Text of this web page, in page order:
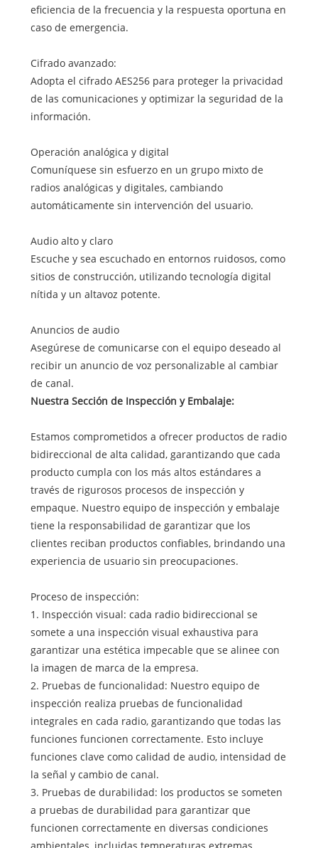
eficiencia de la frecuencia y la respuesta oportuna en
caso de emergencia.
Cifrado avanzado:
Adopta el cifrado AES256 para proteger la privacidad
de las comunicaciones y optimizar la seguridad de la
información.
Operación analógica y digital
Comuníquese sin esfuerzo en un grupo mixto de
radios analógicas y digitales, cambiando
automáticamente sin intervención del usuario.
Audio alto y claro
Escuche y sea escuchado en entornos ruidosos, como
sitios de construcción, utilizando tecnología digital
nítida y un altavoz potente.
Anuncios de audio
Asegúrese de comunicarse con el equipo deseado al
recibir un anuncio de voz personalizable al cambiar
de canal.
Nuestra Sección de Inspección y Embalaje:
Estamos comprometidos a ofrecer productos de radio
bidireccional de alta calidad, garantizando que cada
producto cumpla con los más altos estándares a
través de rigurosos procesos de inspección y
empaque. Nuestro equipo de inspección y embalaje
tiene la responsabilidad de garantizar que los
clientes reciban productos confiables, brindando una
experiencia de usuario sin preocupaciones.
Proceso de inspección:
1. Inspección visual: cada radio bidireccional se
somete a una inspección visual exhaustiva para
garantizar una estética impecable que se alinee con
la imagen de marca de la empresa.
2. Pruebas de funcionalidad: Nuestro equipo de
inspección realiza pruebas de funcionalidad
integrales en cada radio, garantizando que todas las
funciones funcionen correctamente. Esto incluye
funciones clave como calidad de audio, intensidad de
la señal y cambio de canal.
3. Pruebas de durabilidad: los productos se someten
a pruebas de durabilidad para garantizar que
funcionen correctamente en diversas condiciones